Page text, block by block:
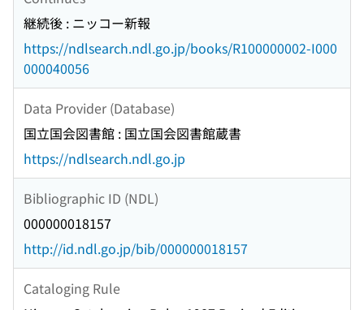
継続後 : ニッコー新報
https://ndlsearch.ndl.go.jp/books/R100000002-I000
000040056
Data Provider (Database)
国立国会図書館 : 国立国会図書館蔵書
https://ndlsearch.ndl.go.jp
Bibliographic ID (NDL)
000000018157
http://id.ndl.go.jp/bib/000000018157
Cataloging Rule